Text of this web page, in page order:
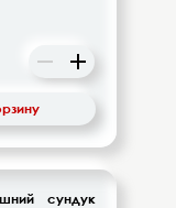
сундук